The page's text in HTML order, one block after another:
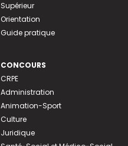
Supérieur
Orientation
Guide pratique
CONCOURS
CRPE
Administration
Animation-Sport
Culture
Juridique